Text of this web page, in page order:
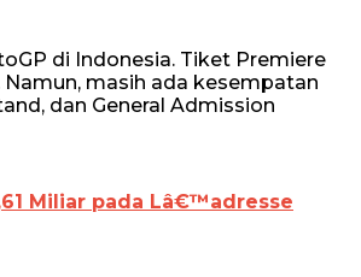
di Indonesia. Tiket Premiere
masih ada kesempatan
dan General Admission
Miliar pada Lâ€™adresse